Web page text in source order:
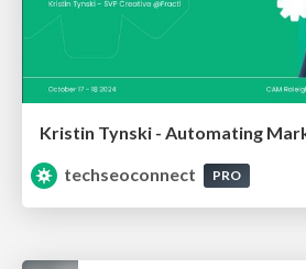
techseoconnect
PRO